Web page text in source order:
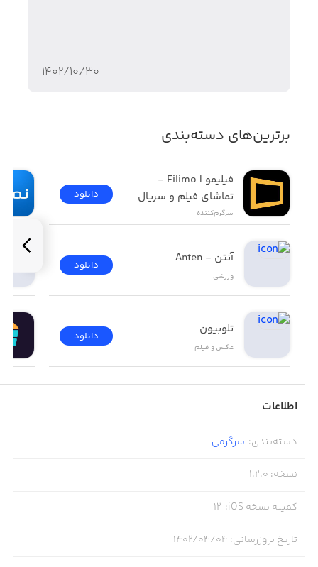
۱۴۰۲/۱۰/۳۰
برترین‌های دسته‌بندی
تماشای فیلم و سریال
سرگرم‌کننده
دانلود
آنتن - Anten
ورزشی
دانلود
تلوبیون
عکس و فیلم
دانلود
اطلاعات
دسته‌بندی: سرگرمی
نسخه:
1.2.0
کمینه نسخه iOS :
12
تاریخ بروزرسانی: ۱۴۰۲/۰۴/۰۴